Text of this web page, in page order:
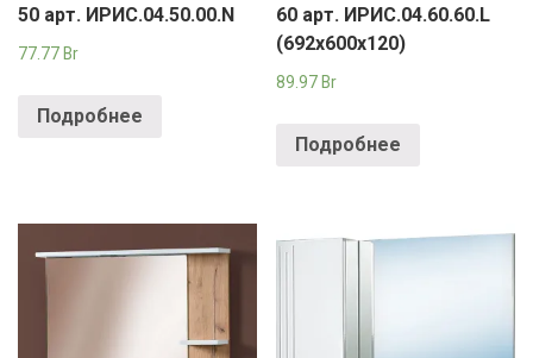
50 арт. ИРИС.04.50.00.N
77.77 Br
Подробнее
60 арт. ИРИС.04.60.60.L
(692х600х120)
89.97 Br
Подробнее